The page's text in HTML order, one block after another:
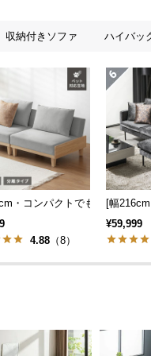
収納付きソファ ハイバッ
イル
] 2人掛けフロアソファ 座椅子
・コンパクトでも広々] 3人
4.88 （8）
[幅
¥59,999